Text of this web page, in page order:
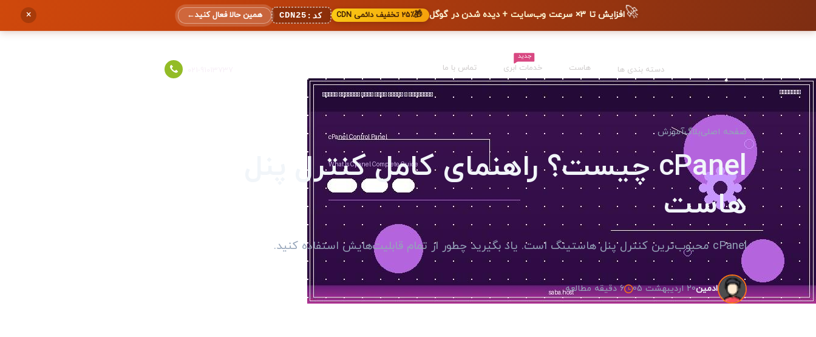
🚀افزایش تا ۳× سرعت وب‌سایت + دیده شدن در گوگل 🎁۲۵٪ تخفیف دائمی CDN کد: CDN25 همین حالا فعال کنید←
×
دسته بندی ها هاست
جدید
خدمات ابری تماس با ما
صفحه اصلیبلاگآموزش
cPanel چیست؟ راهنمای کامل کنترل پنل
هاست
cPanel محبوب‌ترین کنترل پنل هاستینگ است. یاد بگیرید چطور از تمام قابلیت‌هایش استفاده کنید.
ادمین20 اردیبهشت 05 6 دقیقه مطالعه